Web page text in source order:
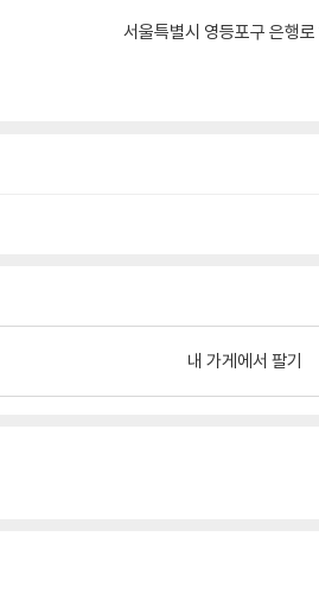
서울특별시 영등포구 은행
내 가게에서 팔기